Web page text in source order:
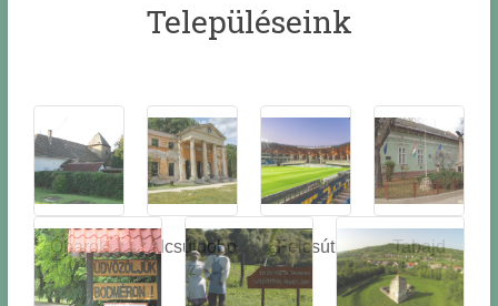
Településeink
Óbarok
Alcsútdobo
z
Felcsút Tabajd